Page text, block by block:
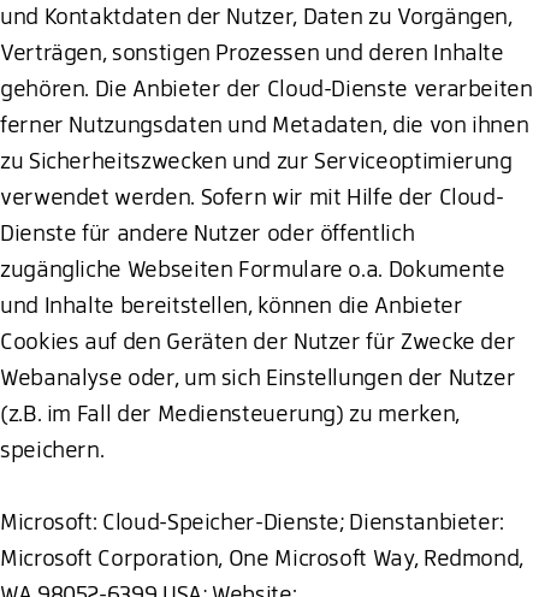
und Kontaktdaten der Nutzer, Daten zu Vorgängen,
Verträgen, sonstigen Prozessen und deren Inhalte
gehören. Die Anbieter der Cloud-Dienste verarbeiten
ferner Nutzungsdaten und Metadaten, die von ihnen
zu Sicherheitszwecken und zur Serviceoptimierung
verwendet werden. Sofern wir mit Hilfe der Cloud-
Dienste für andere Nutzer oder öffentlich
zugängliche Webseiten Formulare o.a. Dokumente
und Inhalte bereitstellen, können die Anbieter
Cookies auf den Geräten der Nutzer für Zwecke der
Webanalyse oder, um sich Einstellungen der Nutzer
(z.B. im Fall der Mediensteuerung) zu merken,
speichern.
Microsoft: Cloud-Speicher-Dienste; Dienstanbieter:
Microsoft Corporation, One Microsoft Way, Redmond,